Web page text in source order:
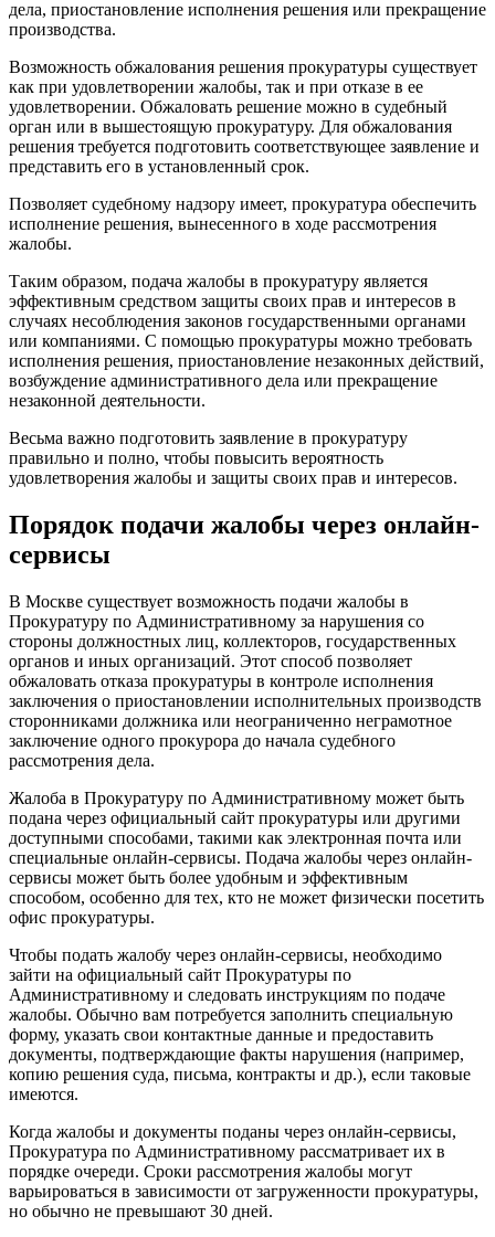
дела, приостановление исполнения решения или прекращение
производства.
Возможность обжалования решения прокуратуры существует
как при удовлетворении жалобы, так и при отказе в ее
удовлетворении. Обжаловать решение можно в судебный
орган или в вышестоящую прокуратуру. Для обжалования
решения требуется подготовить соответствующее заявление и
представить его в установленный срок.
Позволяет судебному надзору имеет, прокуратура обеспечить
исполнение решения, вынесенного в ходе рассмотрения
жалобы.
Таким образом, подача жалобы в прокуратуру является
эффективным средством защиты своих прав и интересов в
случаях несоблюдения законов государственными органами
или компаниями. С помощью прокуратуры можно требовать
исполнения решения, приостановление незаконных действий,
возбуждение административного дела или прекращение
незаконной деятельности.
Весьма важно подготовить заявление в прокуратуру
правильно и полно, чтобы повысить вероятность
удовлетворения жалобы и защиты своих прав и интересов.
Порядок подачи жалобы через онлайн-
сервисы
В Москве существует возможность подачи жалобы в
Прокуратуру по Административному за нарушения со
стороны должностных лиц, коллекторов, государственных
органов и иных организаций. Этот способ позволяет
обжаловать отказа прокуратуры в контроле исполнения
заключения о приостановлении исполнительных производств
сторонниками должника или неограниченно неграмотное
заключение одного прокурора до начала судебного
рассмотрения дела.
Жалоба в Прокуратуру по Административному может быть
подана через официальный сайт прокуратуры или другими
доступными способами, такими как электронная почта или
специальные онлайн-сервисы. Подача жалобы через онлайн-
сервисы может быть более удобным и эффективным
способом, особенно для тех, кто не может физически посетить
офис прокуратуры.
Чтобы подать жалобу через онлайн-сервисы, необходимо
зайти на официальный сайт Прокуратуры по
Административному и следовать инструкциям по подаче
жалобы. Обычно вам потребуется заполнить специальную
форму, указать свои контактные данные и предоставить
документы, подтверждающие факты нарушения (например,
копию решения суда, письма, контракты и др.), если таковые
имеются.
Когда жалобы и документы поданы через онлайн-сервисы,
Прокуратура по Административному рассматривает их в
порядке очереди. Сроки рассмотрения жалобы могут
варьироваться в зависимости от загруженности прокуратуры,
но обычно не превышают 30 дней.